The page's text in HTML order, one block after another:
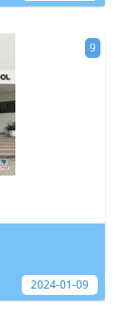
9
2024-01-09